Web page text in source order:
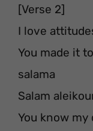
[Verse 2]
I love
You made it
salama
Salam
You know